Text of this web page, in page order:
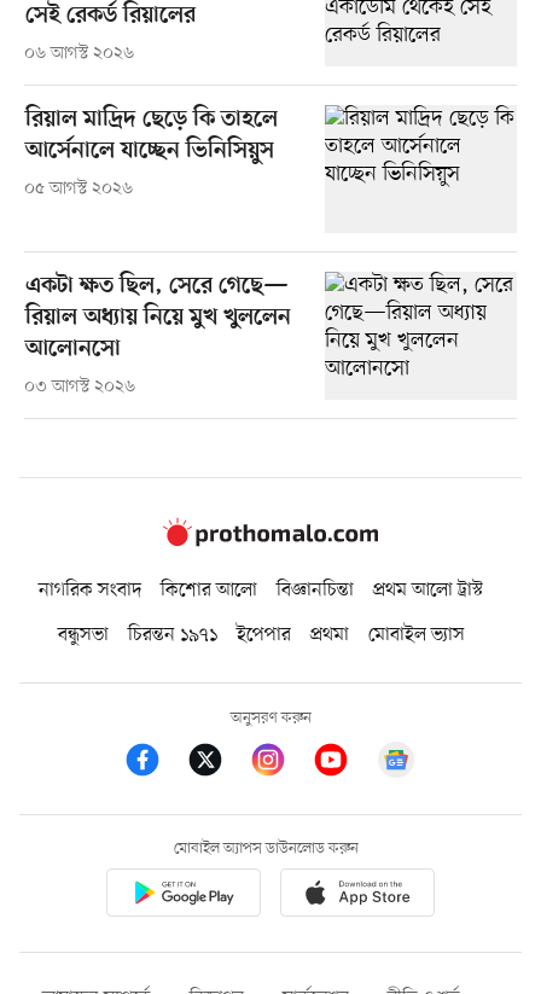
সেই রেকর্ড রিয়ালের
০৬ আগস্ট ২০২৬
রিয়াল মাদ্রিদ ছেড়ে কি তাহলে
আর্সেনালে যাচ্ছেন ভিনিসিয়ুস
০৫ আগস্ট ২০২৬
একটা ক্ষত ছিল, সেরে গেছে—
রিয়াল অধ্যায় নিয়ে মুখ খুললেন
আলোনসো
০৩ আগস্ট ২০২৬
নাগরিক সংবাদ কিশোর আলো বিজ্ঞানচিন্তা
প্রথম আলো ট্রাস্ট
বন্ধুসভা
চিরন্তন ১৯৭১ ইপেপার প্রথমা মোবাইল ভ্যাস
অনুসরণ করুন
মোবাইল অ্যাপস ডাউনলোড করুন